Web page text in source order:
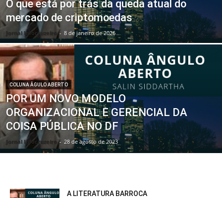
O que está por trás da queda atual do
mercado de criptomoedas
Jornal Infocruzeiro - 8 de janeiro de 2026
COLUNA ÂGULO ABERTO
POR UM NOVO MODELO
ORGANIZACIONAL E GERENCIAL DA
COISA PÚBLICA NO DF
Jornal Infocruzeiro - 28 de agosto de 2023
A LITERATURA BARROCA